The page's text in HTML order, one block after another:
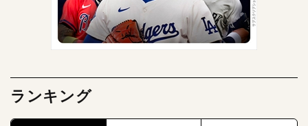
ランキング